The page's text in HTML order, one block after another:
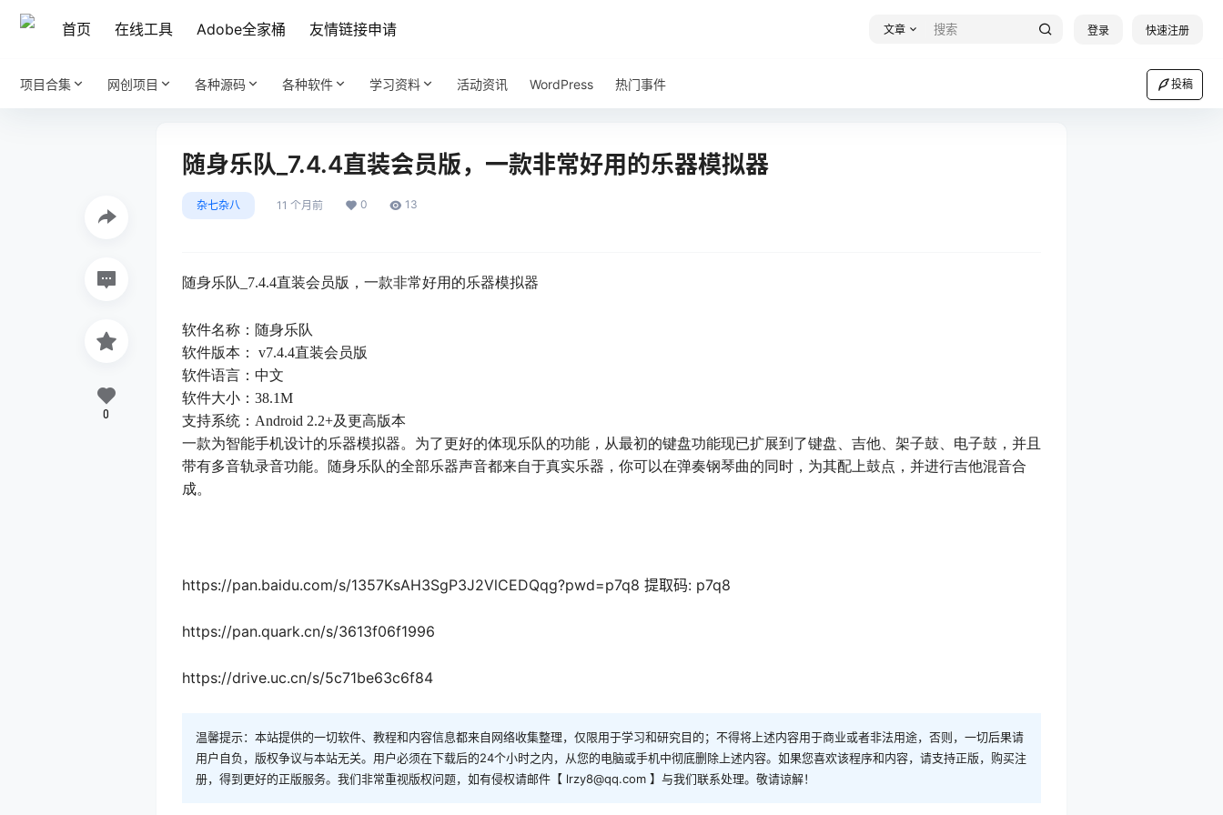
首页 在线工具 Adobe全家桶 友情链接申请 文章 登录 快速注册
项目合集 网创项目 各种源码 各种软件 学习资料 活动资讯 WordPress 热门事件 投稿
随身乐队_7.4.4直装会员版，一款非常好用的乐器模拟器
杂七杂八 11 个月前 0 13
随身乐队_7.4.4直装会员版，一款非常好用的乐器模拟器
软件名称：随身乐队
软件版本： v7.4.4直装会员版
软件语言：中文
软件大小：38.1M
支持系统：Android 2.2+及更高版本
一款为智能手机设计的乐器模拟器。为了更好的体现乐队的功能，从最初的键盘功能现已扩展到了键盘、吉他、架子鼓、电子鼓，并且
带有多音轨录音功能。随身乐队的全部乐器声音都来自于真实乐器，你可以在弹奏钢琴曲的同时，为其配上鼓点，并进行吉他混音合
成。
https://pan.baidu.com/s/1357KsAH3SgP3J2VlCEDQqg?pwd=p7q8 提取码: p7q8
https://pan.quark.cn/s/3613f06f1996
https://drive.uc.cn/s/5c71be63c6f84
温馨提示：本站提供的一切软件、教程和内容信息都来自网络收集整理，仅限用于学习和研究目的；不得将上述内容用于商业或者非法用途，否则，一切后果请
用户自负，版权争议与本站无关。用户必须在下载后的24个小时之内，从您的电脑或手机中彻底删除上述内容。如果您喜欢该程序和内容，请支持正版，购买注
册，得到更好的正版服务。我们非常重视版权问题，如有侵权请邮件【 lrzy8@qq.com 】与我们联系处理。敬请谅解！
0